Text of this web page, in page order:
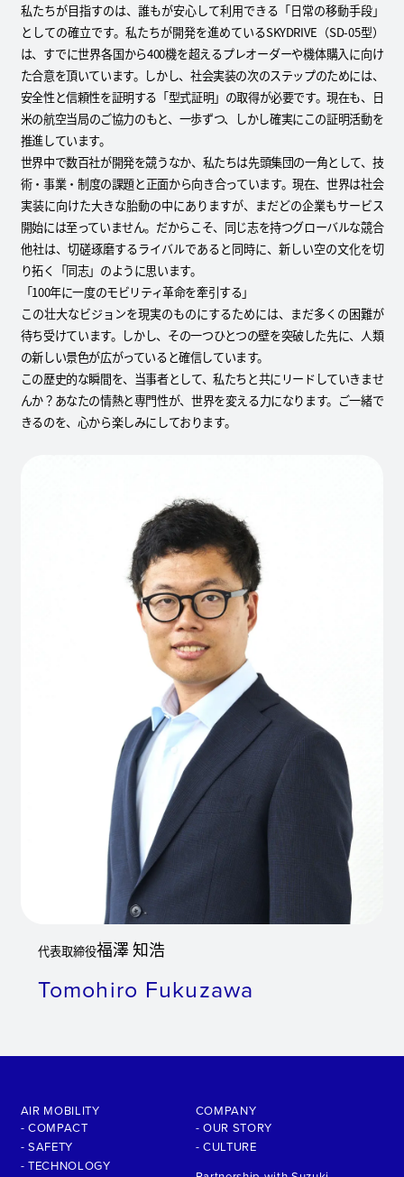
私たちが目指すのは、誰もが安心して利用できる「日常の移動手段」
としての確立です。私たちが開発を進めているSKYDRIVE（SD-05型）
は、すでに世界各国から400機を超えるプレオーダーや機体購入に向け
た合意を頂いています。しかし、社会実装の次のステップのためには、
安全性と信頼性を証明する「型式証明」の取得が必要です。現在も、日
米の航空当局のご協力のもと、一歩ずつ、しかし確実にこの証明活動を
推進しています。
世界中で数百社が開発を競うなか、私たちは先頭集団の一角として、技
術・事業・制度の課題と正面から向き合っています。現在、世界は社会
実装に向けた大きな胎動の中にありますが、まだどの企業もサービス
開始には至っていません。だからこそ、同じ志を持つグローバルな競合
他社は、切磋琢磨するライバルであると同時に、新しい空の文化を切
り拓く「同志」のように思います。
「100年に一度のモビリティ革命を牽引する」
この壮大なビジョンを現実のものにするためには、まだ多くの困難が
待ち受けています。しかし、その一つひとつの壁を突破した先に、人類
の新しい景色が広がっていると確信しています。
この歴史的な瞬間を、当事者として、私たちと共にリードしていきませ
んか？あなたの情熱と専門性が、世界を変える力になります。ご一緒で
きるのを、心から楽しみにしております。
代表取締役福澤 知浩
Tomohiro Fukuzawa
AIR MOBILITY
- COMPACT
- SAFETY
- TECHNOLOGY
COMPANY
- OUR STORY
- CULTURE